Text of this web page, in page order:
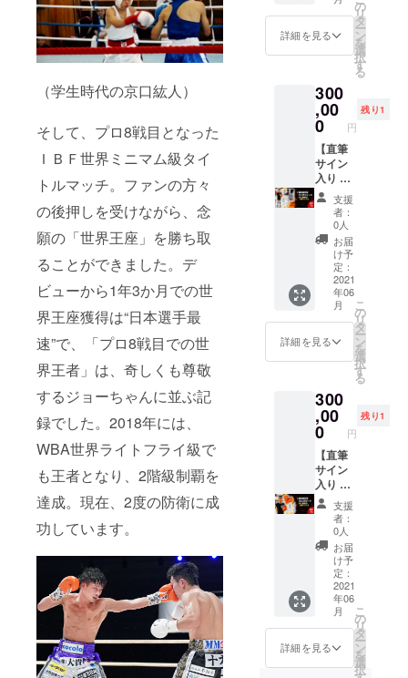
（学生時代の京口紘人）
そして、プロ8戦目となった
ＩＢＦ世界ミニマム級タイ
トルマッチ。ファンの方々
の後押しを受けながら、念
願の「世界王座」を勝ち取
ることができました。デ
ビューから1年3か月での世
界王座獲得は“日本選手最
速”で、「プロ8戦目での世
界王者」は、奇しくも尊敬
するジョーちゃんに並ぶ記
録でした。2018年には、
WBA世界ライトフライ級で
も王者となり、2階級制覇を
達成。現在、2度の防衛に成
功しています。
は、対
応いた
しかね
承くだ
さい。
しかね
ますの
で、何
ショナ
ルサイ
ズのた
め、日
ズより
大きめ
です ※
写真と
実際の
商品は
異なる
場合が
ござい
ます。
※デザイ
ンは変
更にな
る場合
がござ
いま
す。 ※
受注生
産のた
め、お
お時間
をいた
だきま
す。 ※
ご支援
確定後
の返
金・
キャン
セル・
交換
は、対
応いた
しかね
ますの
で、何
卒ご了
承くだ
さい。
産を
行って
います
※写真と
商品は
異なる
場合が
ござい
ます。
※ご支援
確定後
の返
金・
キャン
セル・
交換
は、対
応いた
しかね
ますの
で、何
卒ご了
承くだ
さい。
グロー
ブ クラ
ウド
ファン
グ限定
商品 ・
京口選
手の愛
称"MA
D
BOY"ロ
ゴ入り
・試合
でも使
用して
いる本
格モデ
ルへの
直筆サ
イン入
り ・サ
イズ：
8oz（1
双） ・
開発お
よび生
産を
行って
います
◎ポン
チョへ
のお名
前記載
・京口
選手が
試合で
使用す
るポン
チョの
裏地に
ご支援
頂いた
方のお
名前を
詳細を見る
の
リ
タ
ー
ン
を
選
択
す
る
300
,00
0 円
残り1
【直筆
サイン
入り 練
習時本
人使用
リング
シュー
ズ】 ・
本人使
用済み
練習用
リング
シュー
ズ（一
足） ・
直筆サ
り ※写
真と実
際の商
品は異
なる場
合がご
ざいま
す。 ※
ご支援
確定後
の返
金・
キャン
セル・
交換
は、対
応いた
しかね
ますの
で、何
支援
者：
0人
お届
け予
定：
2021
年06
月
詳細を見る
こ
の
リ
タ
ー
ン
を
選
択
す
る
300
,00
0 円
残り1
【直筆
サイン
入り 練
習時本
人使用
グロー
ブ】 ・
本人使
用済み
練習用
8oz グ
ローブ
（一
双） ・
直筆サ
イン入
支援
者：
0人
お届
け予
定：
2021
年06
月
詳細を見る
こ
の
リ
タ
ー
ン
を
選
択